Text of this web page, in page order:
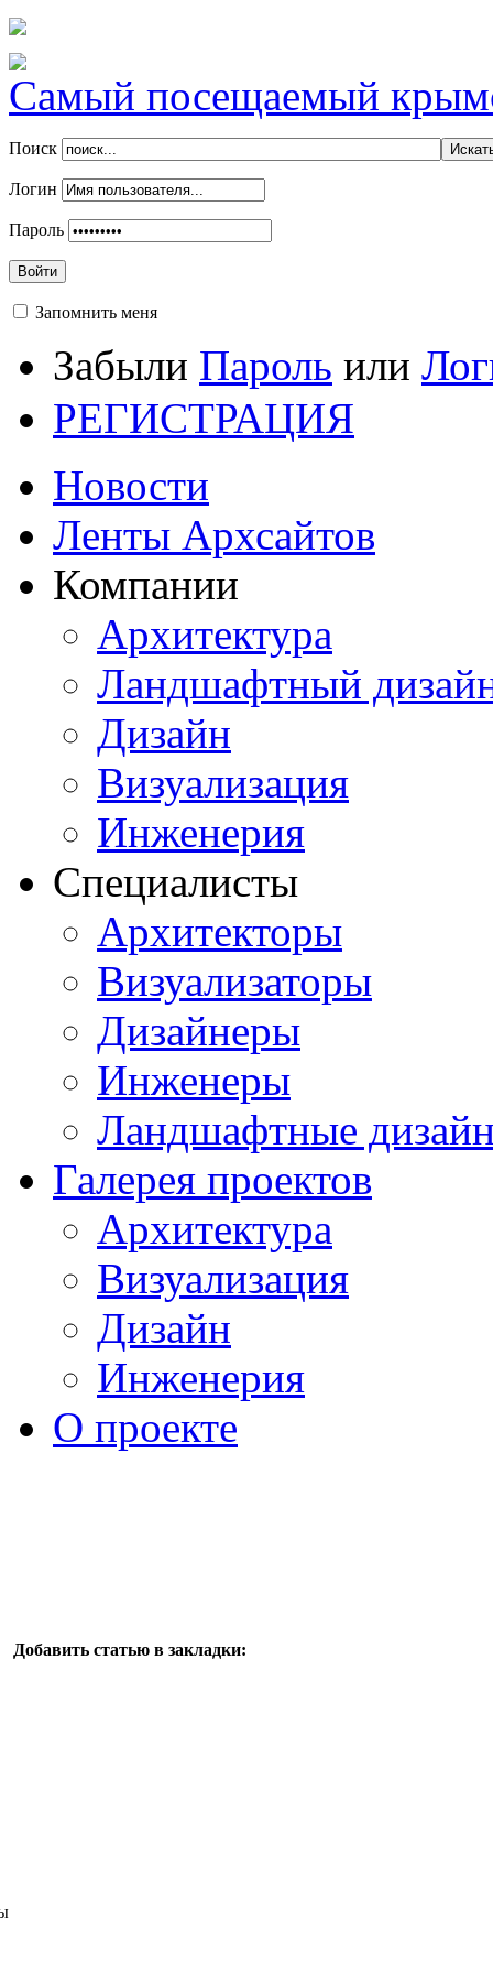
Самый посещаемый
Поиск
Логин
Пароль
Войти
Запомнить меня
Забыли Пароль или
РЕГИСТРАЦИЯ
Новости
Ленты Архсайтов
Компании
Архитектура
Ландшафтный
Дизайн
Визуализация
Инженерия
Специалисты
Архитекторы
Визуализаторы
Дизайнеры
Инженеры
Ландшафтные
Галерея проектов
Архитектура
Визуализация
Дизайн
Инженерия
О проекте
Добавить статью в закладки: